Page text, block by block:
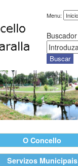
Menu:
Buscador
O Concello
Servizos Municipais